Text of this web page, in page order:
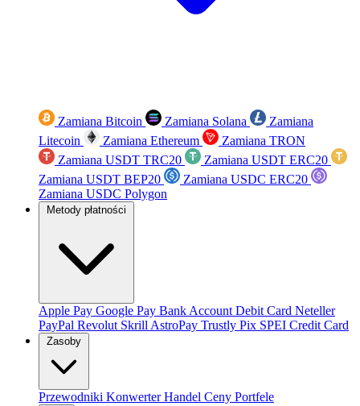
Zamiana Bitcoin Zamiana Solana
Zamiana
Litecoin
Zamiana Ethereum
Zamiana TRON
Zamiana USDT TRC20
Zamiana USDT ERC20
Zamiana USDT BEP20
Zamiana USDC ERC20
Zamiana USDC Polygon
Metody płatności
Apple Pay Google Pay Bank Account Debit Card Neteller
PayPal Revolut Skrill AstroPay Trustly Pix SPEI Credit Card
Zasoby
Przewodniki KonwerterHandel Ceny Portfele